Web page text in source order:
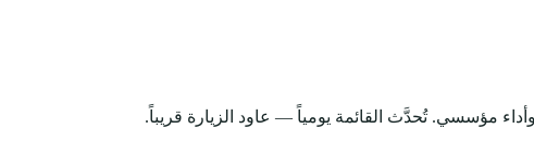
مؤسسي. تُحدَّث القائمة يومياً — عاود الزيارة قريباً.